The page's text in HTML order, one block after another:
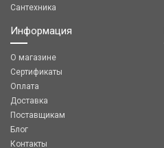
Сантехника
Информация
О магазине
Сертификаты
Оплата
Доставка
Поставщикам
Блог
Контакты